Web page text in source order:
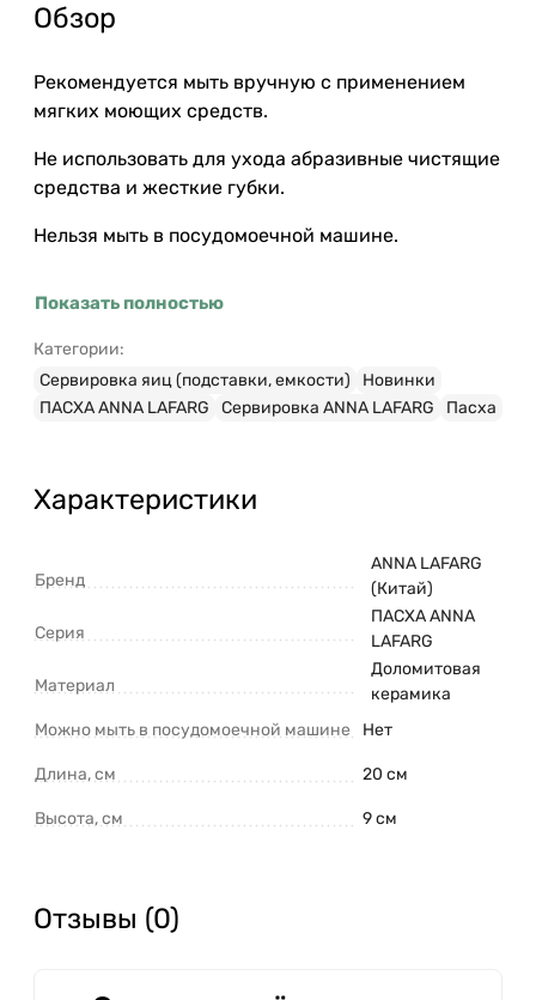
Обзор
Рекомендуется мыть вручную с применением
мягких моющих средств.
Не использовать для ухода абразивные чистящие
средства и жесткие губки.
Нельзя мыть в посудомоечной машине.
Показать полностью
Категории:
Сервировка яиц (подставки, емкости)
Новинки
ПАСХА ANNA LAFARG
Сервировка ANNA LAFARG Пасха
Характеристики
Бренд
ANNA LAFARG
(Китай)
Серия
ПАСХА ANNA
LAFARG
Материал
Доломитовая
керамика
Можно мыть в посудомоечной машине
Нет
Длина, см 20 см
Высота, см 9 см
Отзывы (0)